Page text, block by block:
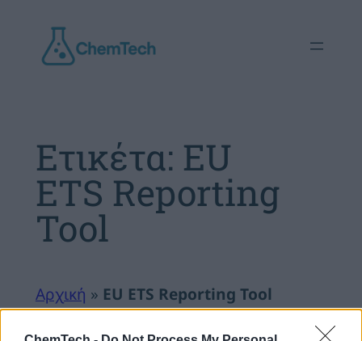
περιεχόμενο
Ετικέτα: EU
ETS Reporting
Tool
Αρχική » EU ETS Reporting Tool